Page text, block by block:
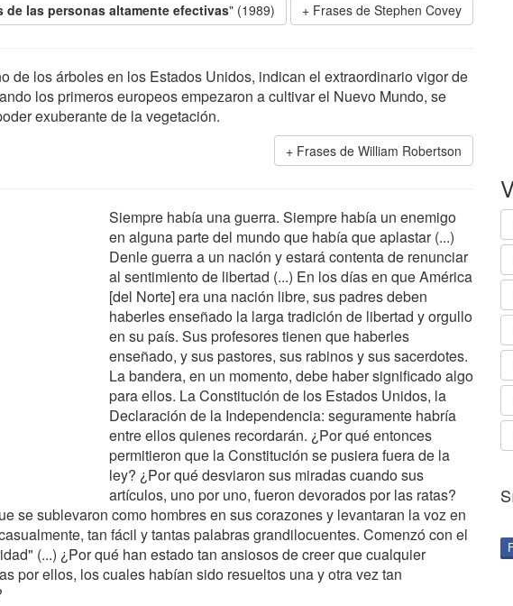
de las personas altamente efectivas" (1989) Frases de Stephen Covey
de los árboles en los Estados Unidos, indican el extraordinario vigor de
los primeros europeos empezaron a cultivar el Nuevo Mundo, se
exuberante de la vegetación.
Frases de William Robertson
Siempre había una guerra. Siempre había un enemigo
en alguna parte del mundo que había que aplastar (...)
Denle guerra a un nación y estará contenta de renunciar
al sentimiento de libertad (...) En los días en que América
[del Norte] era una nación libre, sus padres deben
haberles enseñado la larga tradición de libertad y orgullo
en su país. Sus profesores tienen que haberles
enseñado, y sus pastores, sus rabinos y sus sacerdotes.
La bandera, en un momento, debe haber significado algo
para ellos. La Constitución de los Estados Unidos, la
Declaración de la Independencia: seguramente habría
entre ellos quienes recordarán. ¿Por qué entonces
permitieron que la Constitución se pusiera fuera de la
ley? ¿Por qué desviaron sus miradas cuando sus
artículos, uno por uno, fueron devorados por las ratas?
se sublevaron como hombres en sus corazones y levantaran la voz en
tan fácil y tantas palabras grandilocuentes. Comenzó con el
(...) ¿Por qué han estado tan ansiosos de creer que cualquier
por ellos, los cuales habían sido resueltos una y otra vez tan